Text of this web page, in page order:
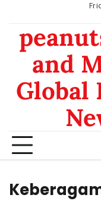
content
and